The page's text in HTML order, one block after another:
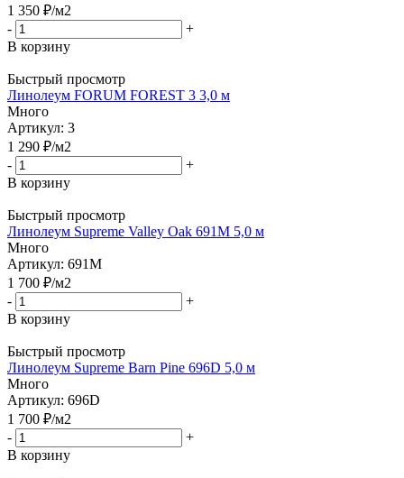
1 350 ₽/м2
-
+
В корзину
Быстрый просмотр
Линолеум FORUM FOREST 3 3,0 м
Много
Артикул: 3
1 290 ₽/м2
-
+
В корзину
Быстрый просмотр
Линолеум Supreme Valley Oak 691M 5,0 м
Много
Артикул: 691M
1 700 ₽/м2
-
+
В корзину
Быстрый просмотр
Линолеум Supreme Barn Pine 696D 5,0 м
Много
Артикул: 696D
1 700 ₽/м2
-
+
В корзину